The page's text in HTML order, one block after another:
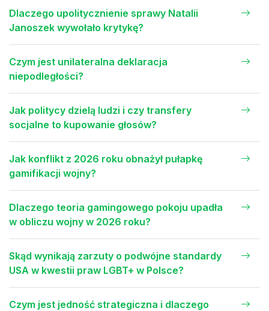
Dlaczego upolitycznienie sprawy Natalii
Janoszek wywołało krytykę?
Czym jest unilateralna deklaracja
niepodległości?
Jak politycy dzielą ludzi i czy transfery
socjalne to kupowanie głosów?
Jak konflikt z 2026 roku obnażył pułapkę
gamifikacji wojny?
Dlaczego teoria gamingowego pokoju upadła
w obliczu wojny w 2026 roku?
Skąd wynikają zarzuty o podwójne standardy
USA w kwestii praw LGBT+ w Polsce?
Czym jest jedność strategiczna i dlaczego